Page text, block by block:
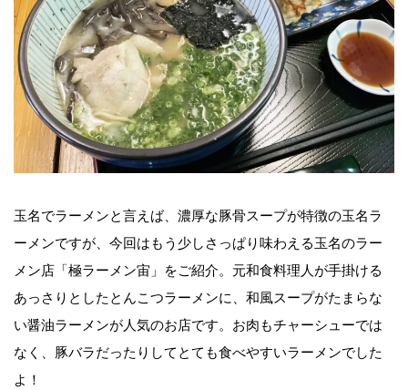
玉名でラーメンと言えば、濃厚な豚骨スープが特徴の玉名ラ
ーメンですが、今回はもう少しさっぱり味わえる玉名のラー
メン店「極ラーメン宙」をご紹介。元和食料理人が手掛ける
あっさりとしたとんこつラーメンに、和風スープがたまらな
い醤油ラーメンが人気のお店です。お肉もチャーシューでは
なく、豚バラだったりしてとても食べやすいラーメンでした
よ！